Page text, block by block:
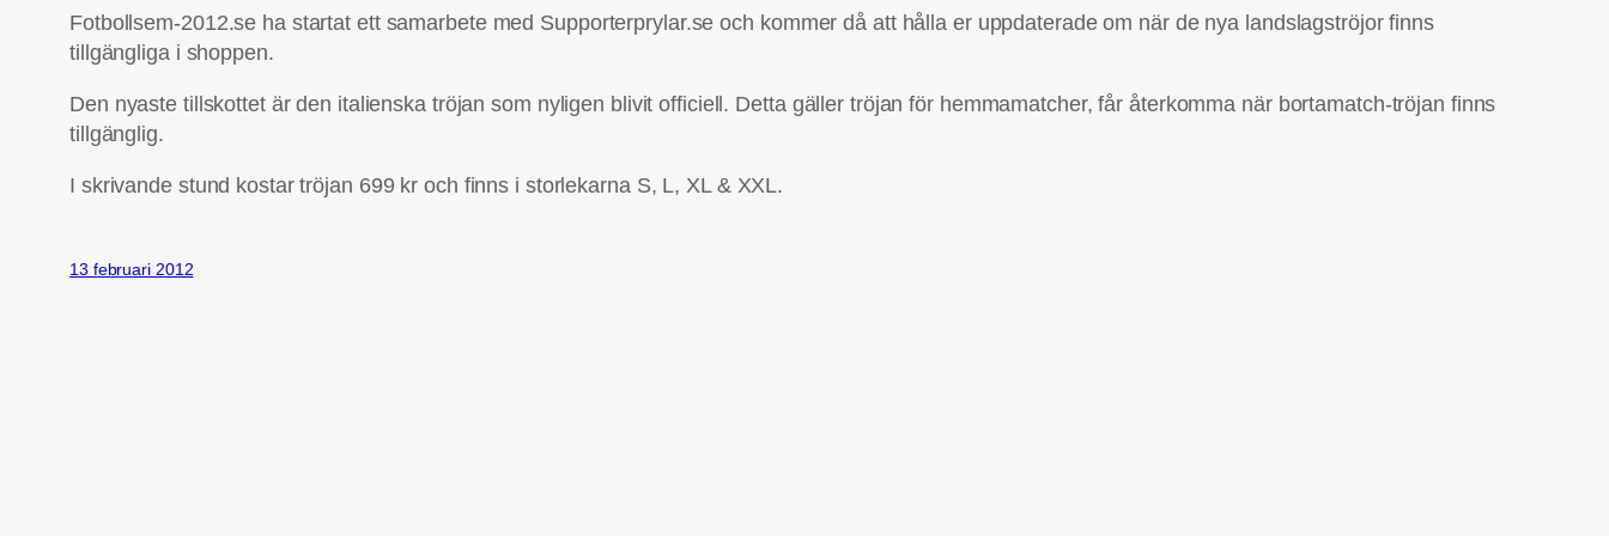
Fotbollsem-2012.se ha startat ett samarbete med Supporterprylar.se och kommer då att hålla er uppdaterade om när de nya landslagströjor finns
tillgängliga i shoppen.
Den nyaste tillskottet är den italienska tröjan som nyligen blivit officiell. Detta gäller tröjan för hemmamatcher, får återkomma när bortamatch-tröjan finns
tillgänglig.
I skrivande stund kostar tröjan 699 kr och finns i storlekarna S, L, XL & XXL.
13 februari 2012